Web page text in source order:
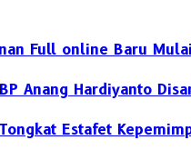
Full online Baru
Anang Hardiyanto
Estafet